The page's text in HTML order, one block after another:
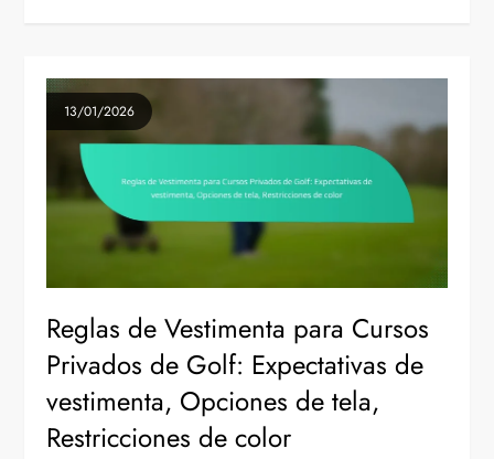
13/01/2026
Reglas de Vestimenta para Cursos
Privados de Golf: Expectativas de
vestimenta, Opciones de tela,
Restricciones de color